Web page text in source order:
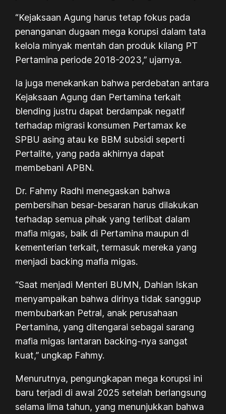
“Kejaksaan Agung harus tetap fokus pada
penanganan dugaan mega korupsi dalam tata
kelola minyak mentah dan produk kilang PT
Pertamina periode 2018-2023,” ujarnya.
Ia juga menekankan bahwa perdebatan antara
Kejaksaan Agung dan Pertamina terkait
blending justru dapat berdampak negatif
terhadap migrasi konsumen Pertamax ke
SPBU asing atau ke BBM subsidi seperti
Pertalite, yang pada akhirnya dapat
membebani APBN.
Dr. Fahmy Radhi menegaskan bahwa
pembersihan besar-besaran harus dilakukan
terhadap semua pihak yang terlibat dalam
mafia migas, baik di Pertamina maupun di
kementerian terkait, termasuk mereka yang
menjadi backing mafia migas.
“Saat menjadi Menteri BUMN, Dahlan Iskan
menyampaikan bahwa dirinya tidak sanggup
membubarkan Petral, anak perusahaan
Pertamina, yang ditengarai sebagai sarang
mafia migas lantaran backing-nya sangat
kuat,” ungkap Fahmy.
Menurutnya, pengungkapan mega korupsi ini
baru terjadi di awal 2025 setelah berlangsung
selama lima tahun, yang menunjukkan bahwa